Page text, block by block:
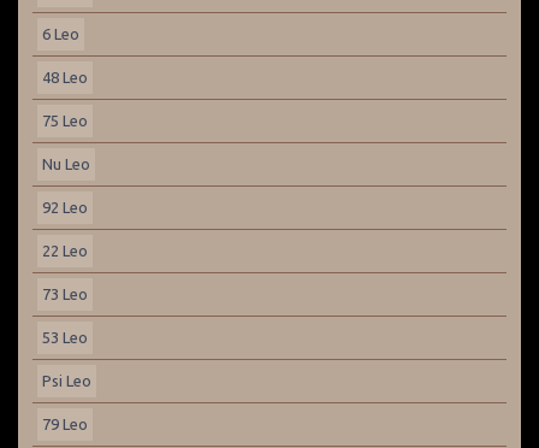
6 Leo
48 Leo
75 Leo
Nu Leo
92 Leo
22 Leo
73 Leo
53 Leo
Psi Leo
79 Leo